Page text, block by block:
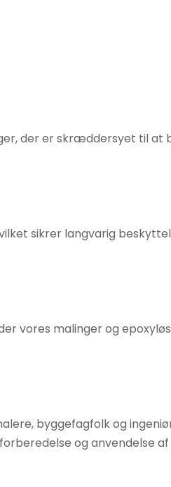
der er skræddersyet til at
sikrer langvarig
vores malinger og
byggefagfolk og
og anvendelse